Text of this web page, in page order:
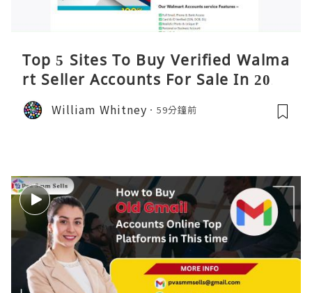
Top 5 Sites To Buy Verified Walma
rt Seller Accounts For Sale In 2026
William Whitney 59分鐘前